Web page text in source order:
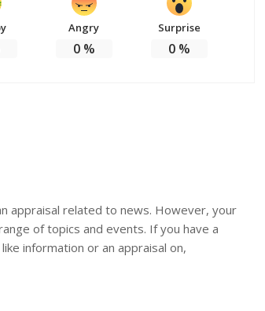
Angry
0%
Surprise
0%
appraisal related to news. However, your
of topics and events. If you have a
information or an appraisal on,